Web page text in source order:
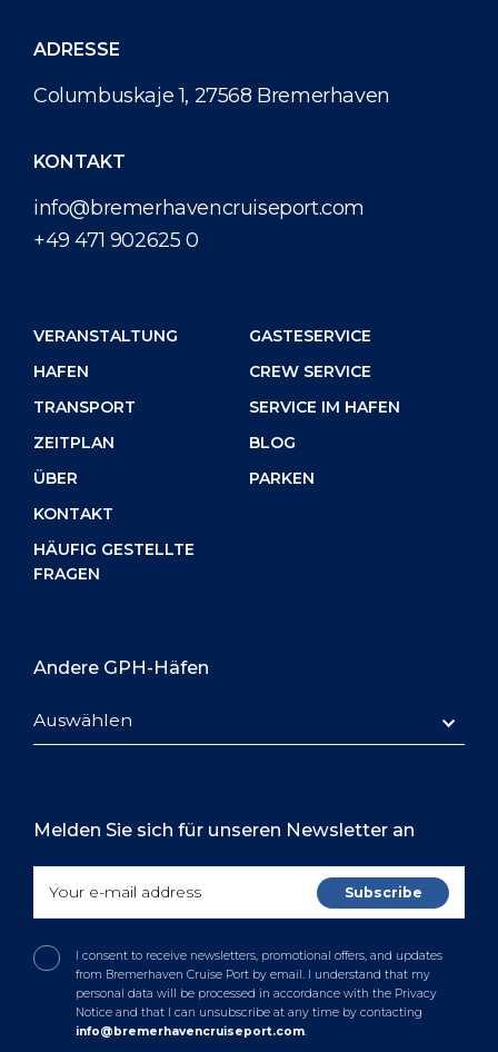
ADRESSE
Columbuskaje 1, 27568 Bremerhaven
KONTAKT
info@bremerhavencruiseport.com
+49 471 902625 0
VERANSTALTUNG
HAFEN
TRANSPORT
ZEITPLAN
ÜBER
KONTAKT
HÄUFIG GESTELLTE
FRAGEN
GASTESERVICE
CREW SERVICE
SERVICE IM HAFEN
BLOG
PARKEN
Andere GPH-Häfen
Auswählen
Melden Sie sich für unseren Newsletter an
I consent to receive newsletters, promotional offers, and updates
from Bremerhaven Cruise Port by email. I understand that my
personal data will be processed in accordance with the Privacy
Notice and that I can unsubscribe at any time by contacting
info@bremerhavencruiseport.com.